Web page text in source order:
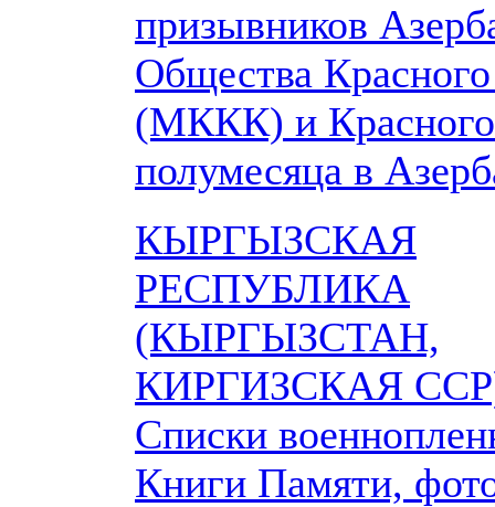
призывников
Общества
(МККК) и Красного
полумесяца в
КЫРГЫЗСКАЯ
РЕСПУБЛИКА
(КЫРГЫЗСТАН,
КИРГИЗСКАЯ
Списки
Книги Памяти,